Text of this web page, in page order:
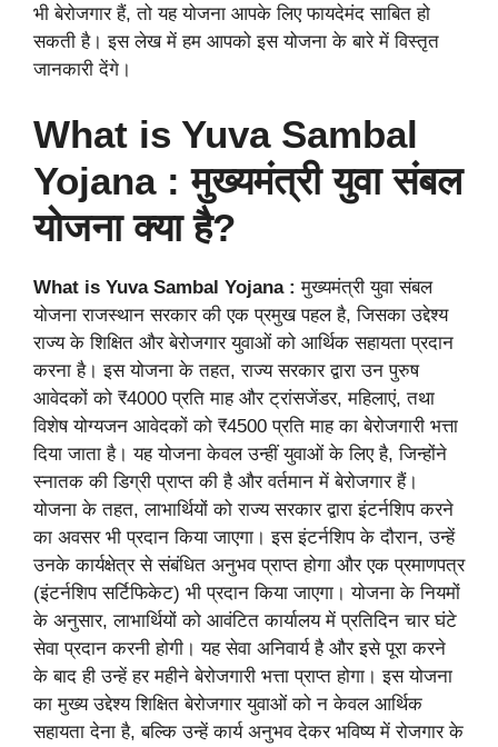
भी बेरोजगार हैं, तो यह योजना आपके लिए फायदेमंद साबित हो
सकती है। इस लेख में हम आपको इस योजना के बारे में विस्तृत
जानकारी देंगे।
What is Yuva Sambal
Yojana : मुख्यमंत्री युवा संबल
योजना क्या है?
What is Yuva Sambal Yojana : मुख्यमंत्री युवा संबल
योजना राजस्थान सरकार की एक प्रमुख पहल है, जिसका उद्देश्य
राज्य के शिक्षित और बेरोजगार युवाओं को आर्थिक सहायता प्रदान
करना है। इस योजना के तहत, राज्य सरकार द्वारा उन पुरुष
आवेदकों को ₹4000 प्रति माह और ट्रांसजेंडर, महिलाएं, तथा
विशेष योग्यजन आवेदकों को ₹4500 प्रति माह का बेरोजगारी भत्ता
दिया जाता है। यह योजना केवल उन्हीं युवाओं के लिए है, जिन्होंने
स्नातक की डिग्री प्राप्त की है और वर्तमान में बेरोजगार हैं।
योजना के तहत, लाभार्थियों को राज्य सरकार द्वारा इंटर्नशिप करने
का अवसर भी प्रदान किया जाएगा। इस इंटर्नशिप के दौरान, उन्हें
उनके कार्यक्षेत्र से संबंधित अनुभव प्राप्त होगा और एक प्रमाणपत्र
(इंटर्नशिप सर्टिफिकेट) भी प्रदान किया जाएगा। योजना के नियमों
के अनुसार, लाभार्थियों को आवंटित कार्यालय में प्रतिदिन चार घंटे
सेवा प्रदान करनी होगी। यह सेवा अनिवार्य है और इसे पूरा करने
के बाद ही उन्हें हर महीने बेरोजगारी भत्ता प्राप्त होगा। इस योजना
का मुख्य उद्देश्य शिक्षित बेरोजगार युवाओं को न केवल आर्थिक
सहायता देना है, बल्कि उन्हें कार्य अनुभव देकर भविष्य में रोजगार के